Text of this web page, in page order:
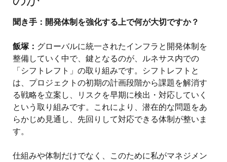
聞き手：開発体制を強化する上で何が大切ですか？
飯塚： グローバルに統一されたインフラと開発体制を
整備していく中で、鍵となるのが、ルネサス内での
「シフトレフト」の取り組みです。シフトレフトと
は、プロジェクトの初期の計画段階から課題を解消す
る戦略を立案し、リスクを早期に検出・対応していく
という取り組みです。これにより、潜在的な問題をあ
らかじめ見通し、先回りして対応できる体制が整いま
す。
仕組みや体制だけでなく、このために私がマネジメン